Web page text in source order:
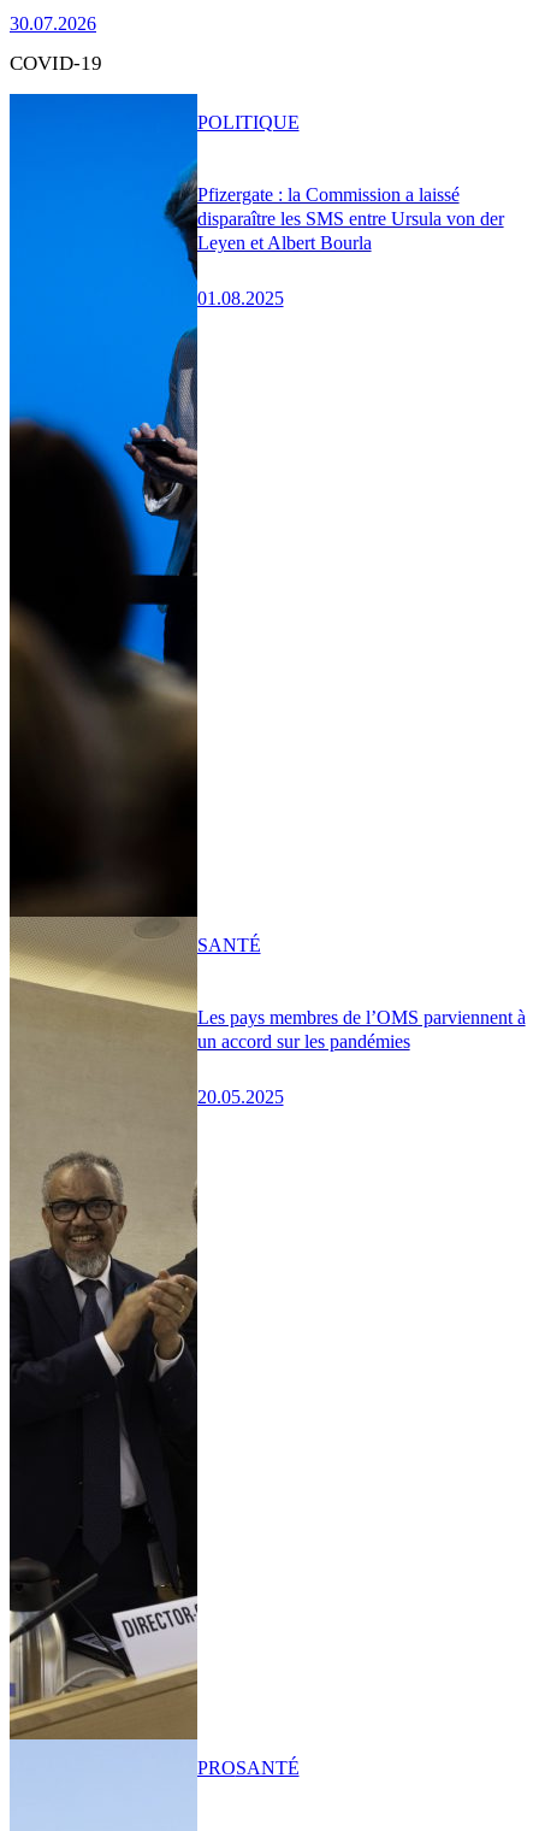
30.07.2026
COVID-19
Pfizergate : la Commission a laissé
disparaître les SMS entre Ursula von der
Leyen et Albert Bourla
01.08.2025
POLITIQUE
Les pays membres de l’OMS parviennent à
un accord sur les pandémies
20.05.2025
SANTÉ
PROSANTÉ